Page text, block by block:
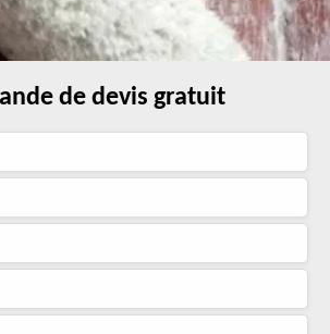
de devis gratuit